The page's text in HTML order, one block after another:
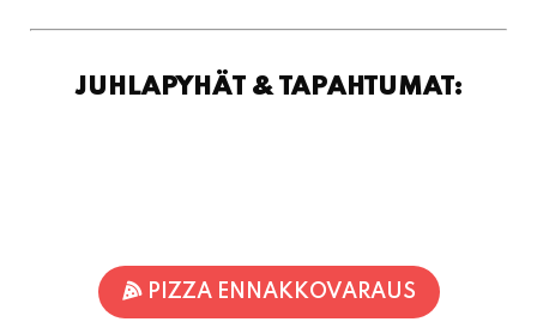
JUHLAPYHÄT & TAPAHTUMAT:
PIZZA ENNAKKOVARAUS